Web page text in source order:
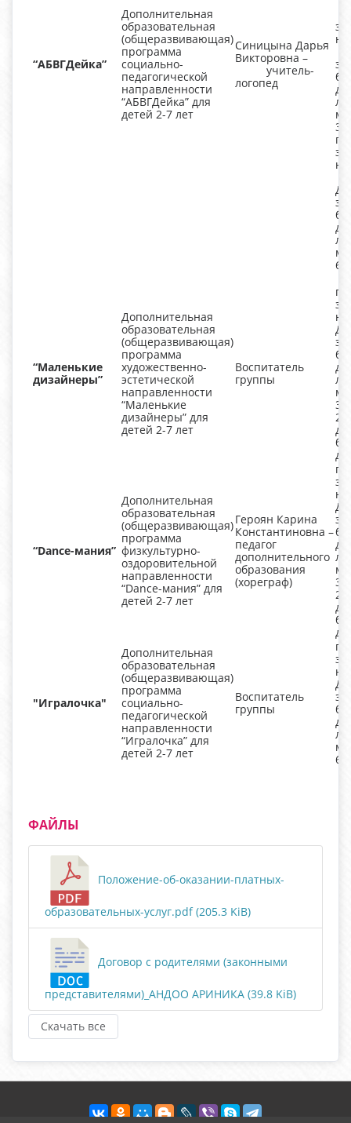
“АБВГДейка”
Дополнительная
образовательная
(общеразвивающая)
программа
социально-
педагогической
направленности
“АБВГДейка” для
детей 2-7 лет
Синицына Дарья
Викторовна –
учитель-
логопед
6-
“Маленькие
дизайнеры”
Дополнительная
образовательная
(общеразвивающая)
программа
художественно-
эстетической
направленности
“Маленькие
дизайнеры” для
детей 2-7 лет
Воспитатель
группы
3-
“Dance-мания”
Дополнительная
образовательная
(общеразвивающая)
программа
физкультурно-
оздоровительной
направленности
“Dance-мания” для
детей 2-7 лет
Героян Карина
Константиновна –
педагог
дополнительного
образования
(хореграф)
3-
"Игралочка"
Дополнительная
образовательная
(общеразвивающая)
программа
социально-
педагогической
направленности
“Игралочка” для
детей 2-7 лет
Воспитатель
группы
6-
ФАЙЛЫ
Положение-об-оказании-платных-
образовательных-услуг.pdf (205.3 KiB)
Договор с родителями (законными
представителями)_АНДОО АРИНИКА (39.8 KiB)
Скачать все